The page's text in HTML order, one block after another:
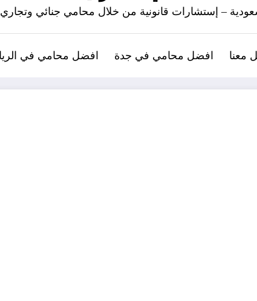
– إستشارات قانونية من خلال محامي جنائي وتجاري
معنا افضل محامي في جدة افضل محامي في